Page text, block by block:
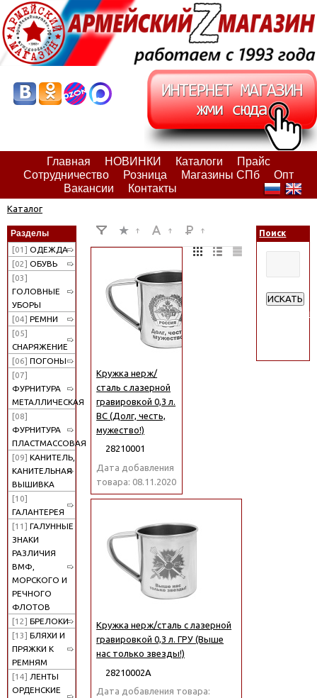
Главная НОВИНКИ Каталоги
Прайс
Сотрудничество
Розница Магазины СПб
Опт
Вакансии
Контакты
Каталог
Разделы
[01] ОДЕЖДА
[02] ОБУВЬ
[03]
ГОЛОВНЫЕ
УБОРЫ
[04] РЕМНИ
[05]
СНАРЯЖЕНИЕ
[06] ПОГОНЫ
[07]
ФУРНИТУРА
МЕТАЛЛИЧЕСКАЯ
[08]
ФУРНИТУРА
ПЛАСТМАССОВАЯ
[09] КАНИТЕЛЬ,
КАНИТЕЛЬНАЯ
ВЫШИВКА
[10]
ГАЛАНТЕРЕЯ
[11] ГАЛУННЫЕ
ЗНАКИ
РАЗЛИЧИЯ
ВМФ,
МОРСКОГО И
РЕЧНОГО
ФЛОТОВ
[12] БРЕЛОКИ
[13] БЛЯХИ И
ПРЯЖКИ К
РЕМНЯМ
[14] ЛЕНТЫ
ОРДЕНСКИЕ
Кружка нерж/
сталь с лазерной
гравировкой 0,3 л.
ВС (Долг, честь,
мужество!)
28210001
Дата добавления
товара: 08.11.2020
Кружка нерж/сталь с лазерной
гравировкой 0,3 л. ГРУ (Выше
нас только звезды!)
28210002А
Дата добавления товара:
Поиск
ИСКАТЬ